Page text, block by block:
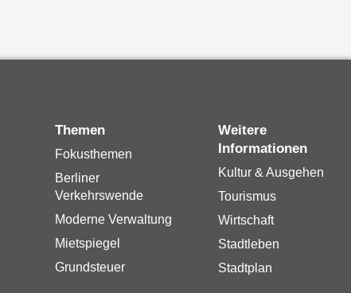
Themen
Fokusthemen
Berliner
Verkehrswende
Moderne Verwaltung
Mietspiegel
Grundsteuer
Weitere
Informationen
Kultur & Ausgehen
Tourismus
Wirtschaft
Stadtleben
Stadtplan